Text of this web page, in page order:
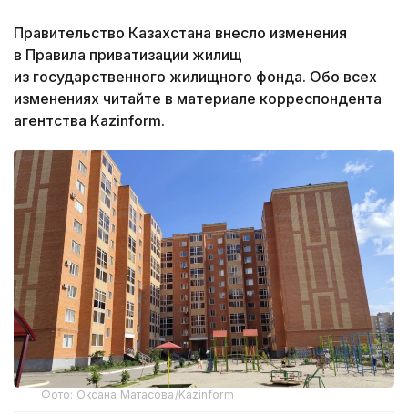
Правительство Казахстана внесло изменения
в Правила приватизации жилищ
из государственного жилищного фонда. Обо всех
изменениях читайте в материале корреспондента
агентства Kazinform.
Фото: Оксана Матасова/Kazinform